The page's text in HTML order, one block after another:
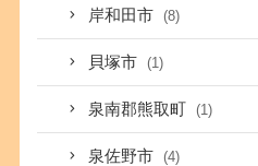
岸和田市 (8)
貝塚市 (1)
泉南郡熊取町 (1)
泉佐野市 (4)